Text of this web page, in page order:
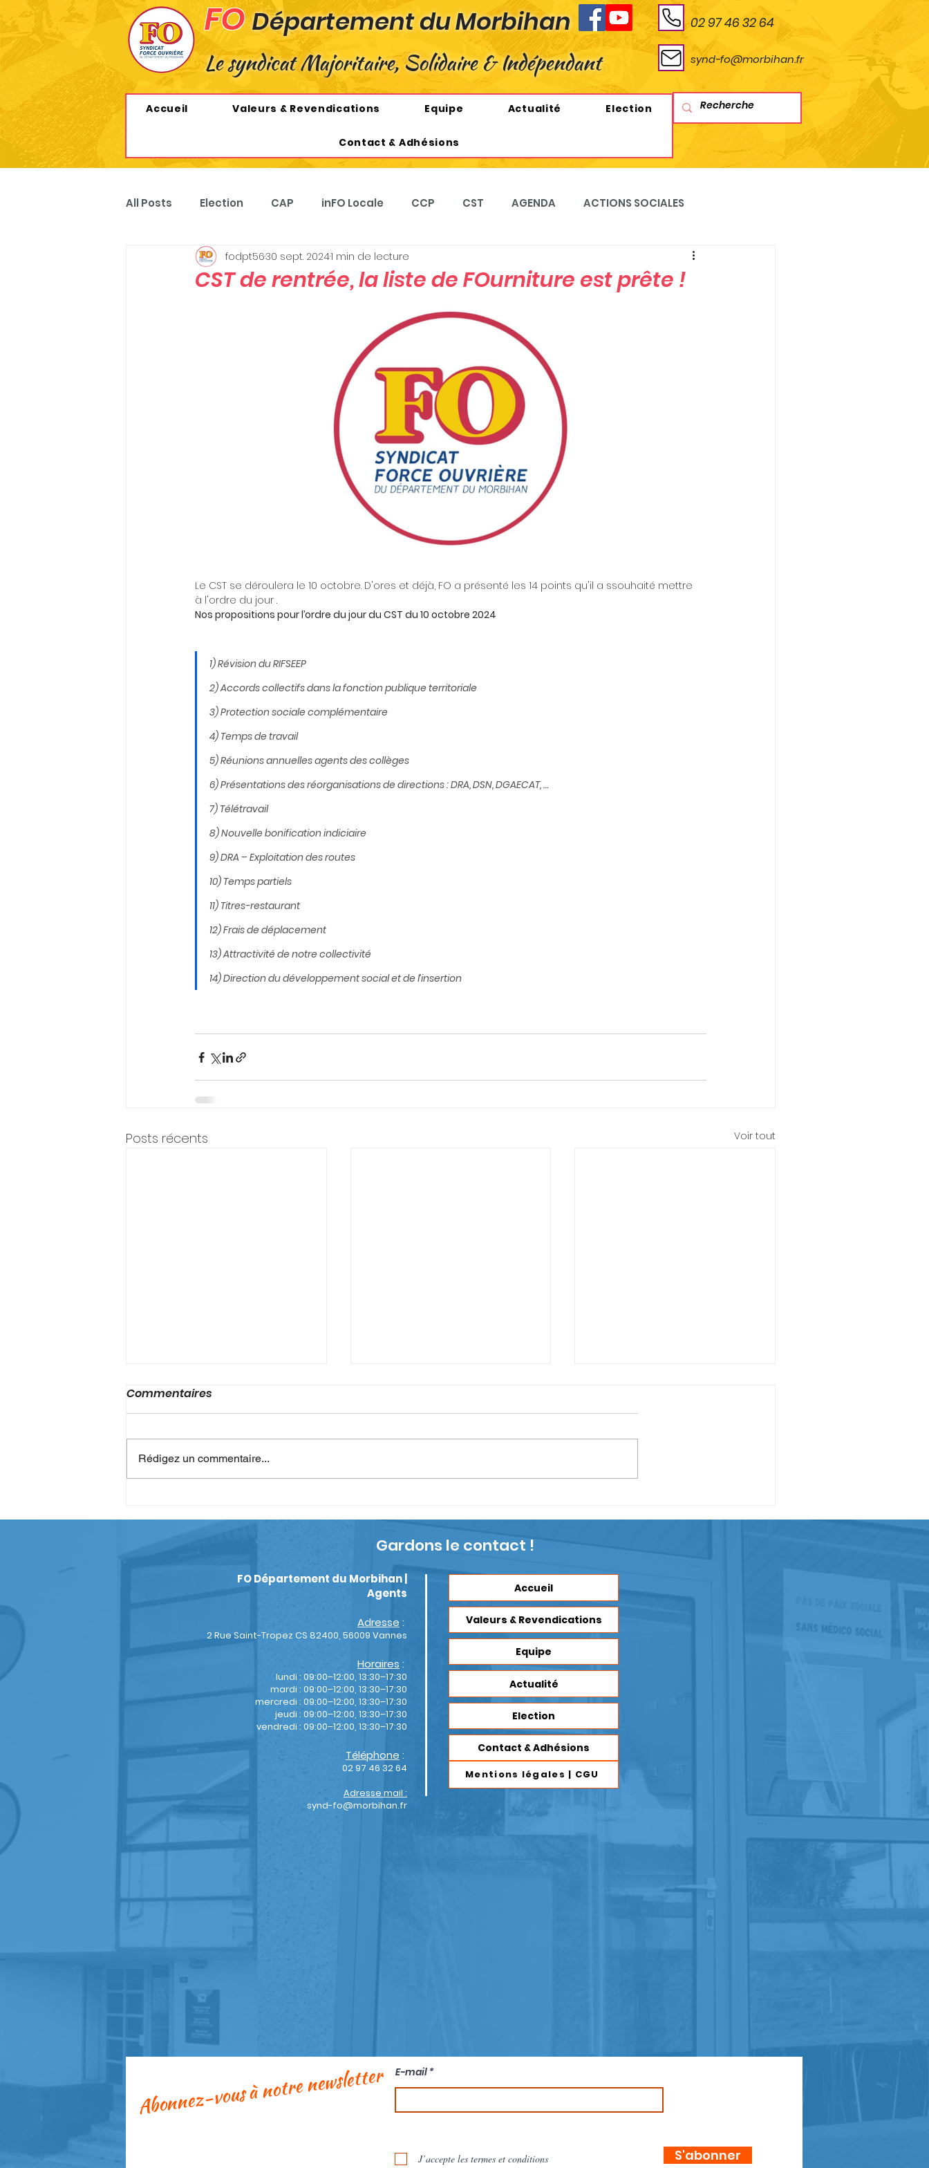
FODépartement du Morbihan
Le syndicat Majoritaire, Solidaire & Indépendant
02 97 46 32 64
synd-fo@morbihan.fr
Accueil Valeurs & Revendications Equipe Actualité Election
Contact & Adhésions
All Posts Election CAP inFO Locale CCP CST AGENDA ACTIONS SOCIALES
MOBILISATIONS REVENDICATIONS
CST de rentrée, la liste de FOurniture est prête !
fodpt5630 sept. 20241 min de lecture
Le CST se déroulera le 10 octobre. D'ores et déjà, FO a présenté les 14 points qu'il a ssouhaité mettre
à l'ordre du jour .
Nos propositions pour l’ordre du jour du CST du 10 octobre 2024
1) Révision du RIFSEEP
2) Accords collectifs dans la fonction publique territoriale
3) Protection sociale complémentaire
4) Temps de travail
5) Réunions annuelles agents des collèges
6) Présentations des réorganisations de directions : DRA, DSN, DGAECAT, …
7) Télétravail
8) Nouvelle bonification indiciaire
9) DRA – Exploitation des routes
10) Temps partiels
11) Titres-restaurant
12) Frais de déplacement
13) Attractivité de notre collectivité
14) Direction du développement social et de l’insertion
Posts récents Voir tout
Autorisations d'absence
FO Morbihan vous aide à
contrat ATA repose sur
l'article L332-23-1, avec une
Force Ouvrière du
Accord collectif sur la
Commentaires
Rédigez un commentaire...
Gardons le contact !
FO Département du Morbihan |
Agents
Adresse :
2 Rue Saint-Tropez CS 82400, 56009 Vannes
Horaires :
lundi : 09:00–12:00, 13:30–17:30
mardi : 09:00–12:00, 13:30–17:30
mercredi : 09:00–12:00, 13:30–17:30
jeudi : 09:00–12:00, 13:30–17:30
vendredi : 09:00–12:00, 13:30–17:30
Téléphone :
02 97 46 32 64
Adresse mail :
synd-fo@morbihan.fr
Accueil
Valeurs & Revendications
Equipe
Actualité
Election
Contact & Adhésions
Mentions légales | CGU
Abonnez-vous à notre newsletter E-mail
J’accepte les termes et conditions S'abonner